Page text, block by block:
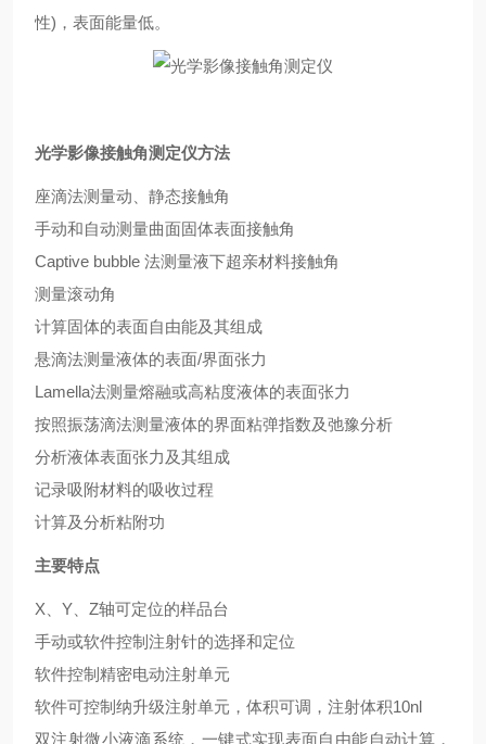
性)，表面能量低。
光学影像接触角测定仪方法
座滴法测量动、静态接触角
手动和自动测量曲面固体表面接触角
Captive bubble 法测量液下超亲材料接触角
测量滚动角
计算固体的表面自由能及其组成
悬滴法测量液体的表面/界面张力
Lamella法测量熔融或高粘度液体的表面张力
按照振荡滴法测量液体的界面粘弹指数及弛豫分析
分析液体表面张力及其组成
记录吸附材料的吸收过程
计算及分析粘附功
主要特点
X、Y、Z轴可定位的样品台
手动或软件控制注射针的选择和定位
软件控制精密电动注射单元
软件可控制纳升级注射单元，体积可调，注射体积10nl
双注射微小液滴系统，一键式实现表面自由能自动计算，